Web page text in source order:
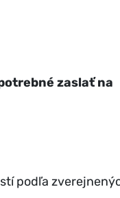
zaslať na
podľa